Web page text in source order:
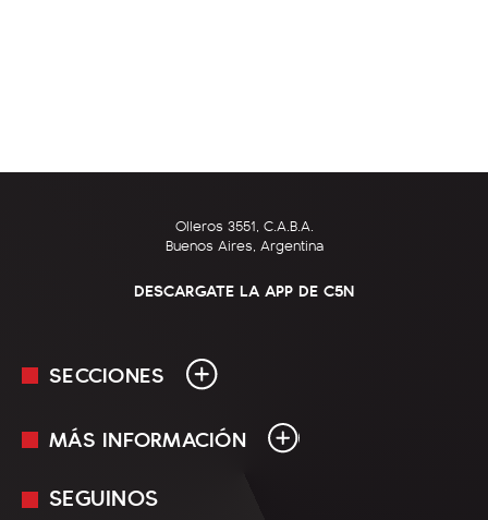
Olleros 3551, C.A.B.A.
Buenos Aires, Argentina
DESCARGATE LA APP DE C5N
SECCIONES
En Vivo
MÁS INFORMACIÓN
Mediakit
SEGUINOS